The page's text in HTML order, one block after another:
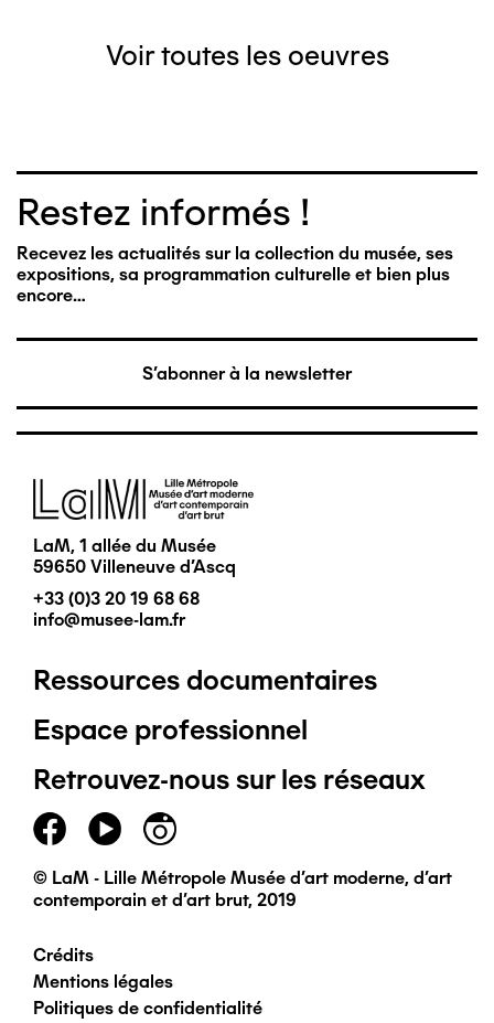
Voir toutes les oeuvres
Restez informés !
Recevez les actualités sur la collection du musée, ses
expositions, sa programmation culturelle et bien plus
encore…
S'abonner à la newsletter
Image
LaM, 1 allée du Musée
59650 Villeneuve d'Ascq
+33 (0)3 20 19 68 68
info@musee-lam.fr
Pied
de
page
principal
Ressources documentaires
Espace professionnel
Retrouvez-nous sur les réseaux
© LaM - Lille Métropole Musée d'art moderne, d'art
contemporain et d'art brut, 2019
Pied
Crédits
Mentions légales
Politiques de confidentialité